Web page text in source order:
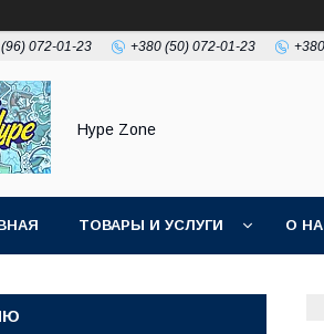
072-01-23 +380 (50) 072-01-23
Hype Zone
ТОВАРЫ И УСЛУГИ О